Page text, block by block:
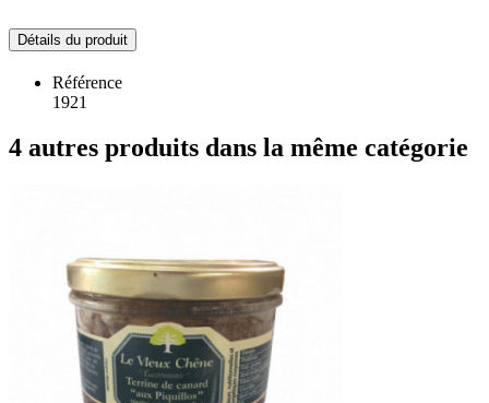
Détails du produit
Référence
1921
4 autres produits dans la même catégorie